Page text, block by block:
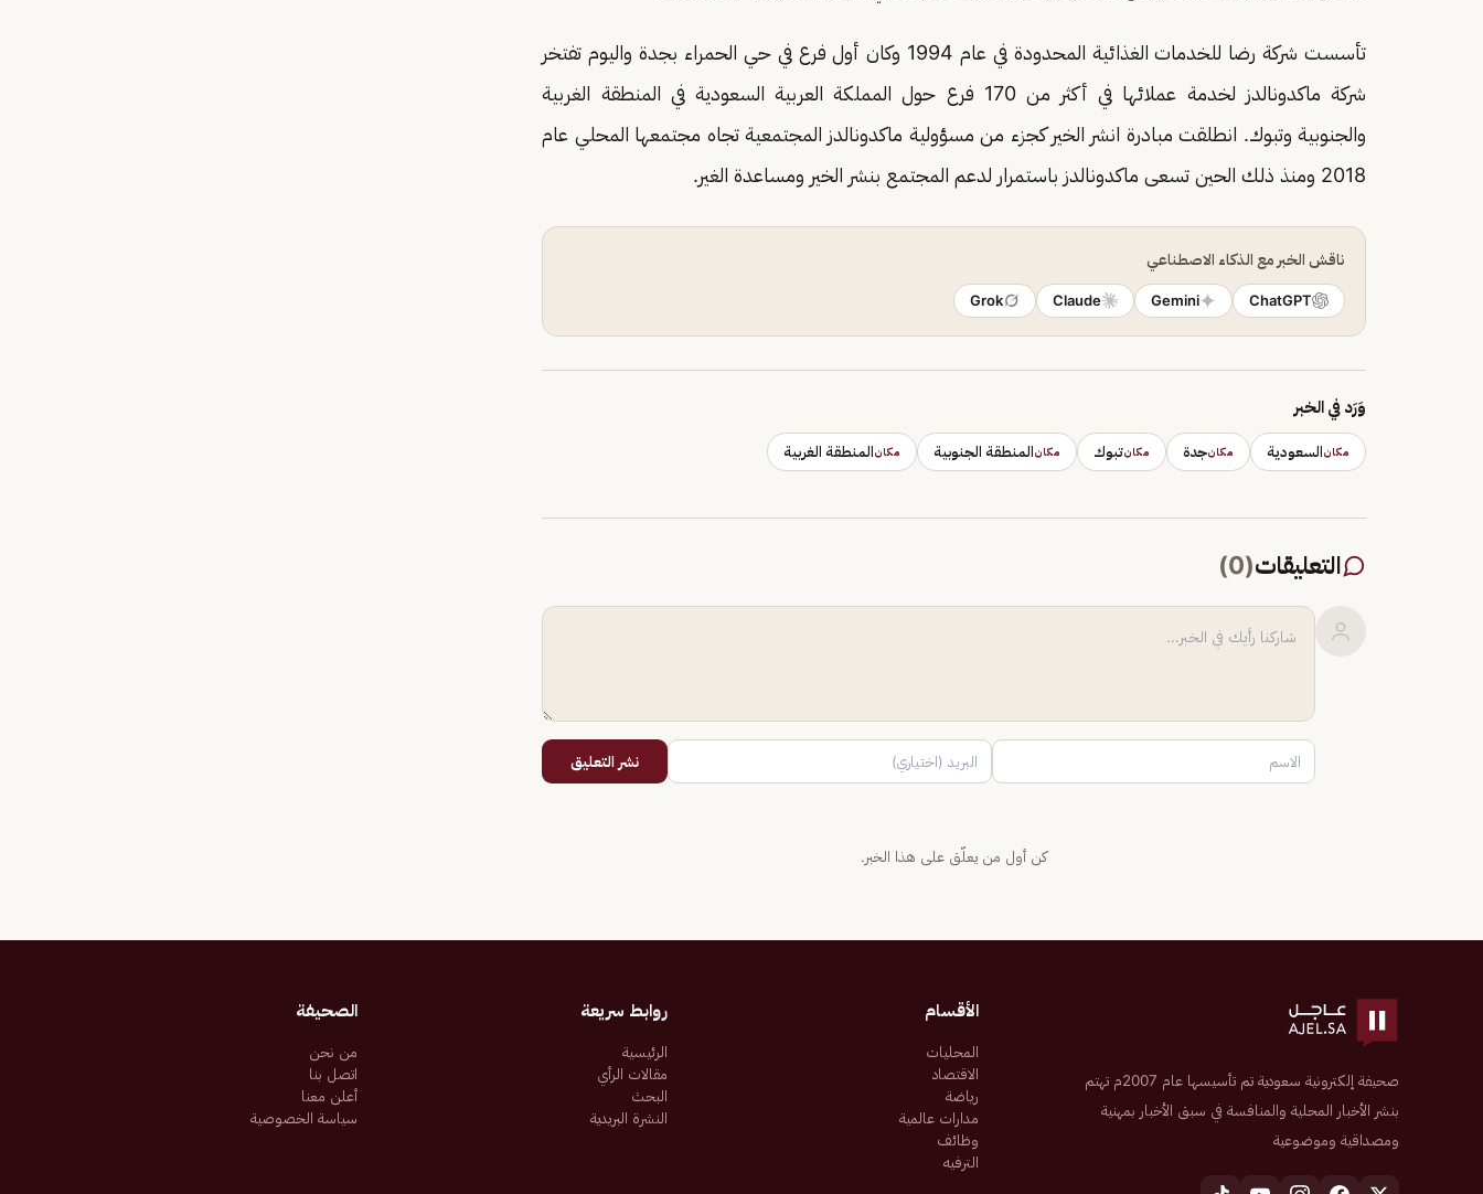
تأسست شركة رضا للخدمات الغذائية المحدودة في عام 1994 وكان أول فرع في حي الحمراء بجدة واليوم تفتخر
شركة ماكدونالدز لخدمة عملائها في أكثر من 170 فرع حول المملكة العربية السعودية في المنطقة الغربية
والجنوبية وتبوك. انطلقت مبادرة انشر الخير كجزء من مسؤولية ماكدونالدز المجتمعية تجاه مجتمعها المحلي عام
2018 ومنذ ذلك الحين تسعى ماكدونالدز باستمرار لدعم المجتمع بنشر الخير ومساعدة الغير.
ناقش الخبر مع الذكاء الاصطناعي
ChatGPT
Gemini
Claude
Grok
وَرَد في الخبر
مكانالسعودية مكانجدة مكانتبوك مكانالمنطقة الجنوبية مكانالمنطقة الغربية
التعليقات(
0
)
نشر التعليق
كن أول من يعلّق على هذا الخبر.
صحيفة إلكترونية سعودية تم تأسيسها عام 2007م تهتم
بنشر الأخبار المحلية والمنافسة في سبق الأخبار بمهنية
ومصداقية وموضوعية
الأقسام
المحليات
الاقتصاد
رياضة
مدارات عالمية
وظائف
الترفيه
روابط سريعة
الرئيسية
مقالات الرأي
البحث
النشرة البريدية
الصحيفة
من نحن
اتصل بنا
أعلن معنا
سياسة الخصوصية